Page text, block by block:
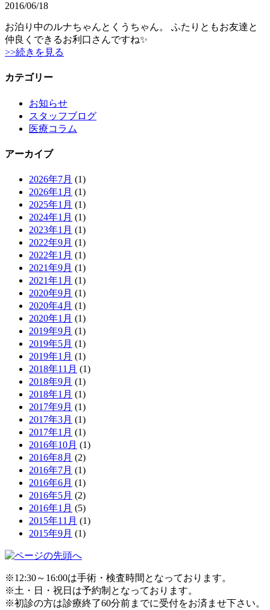
2016/06/18
お泊り中のルナちゃんとくうちゃん。 ふたりともお友達と
仲良くできるお利口さんですね✨
>>続きを見る
カテゴリー
お知らせ
スタッフブログ
医療コラム
アーカイブ
2026年7月 (1)
2026年1月 (1)
2025年1月 (1)
2024年1月 (1)
2023年1月 (1)
2022年9月 (1)
2022年1月 (1)
2021年9月 (1)
2021年1月 (1)
2020年9月 (1)
2020年4月 (1)
2020年1月 (1)
2019年9月 (1)
2019年5月 (1)
2019年1月 (1)
2018年11月 (1)
2018年9月 (1)
2018年1月 (1)
2017年9月 (1)
2017年3月 (1)
2017年1月 (1)
2016年10月 (1)
2016年8月 (2)
2016年7月 (1)
2016年6月 (1)
2016年5月 (2)
2016年1月 (5)
2015年11月 (1)
2015年9月 (1)
※12:30～16:00は手術・検査時間となっております。
※土・日・祝日は予約制となっております。
※初診の方は診療終了60分前までに受付をお済ませ下さい。